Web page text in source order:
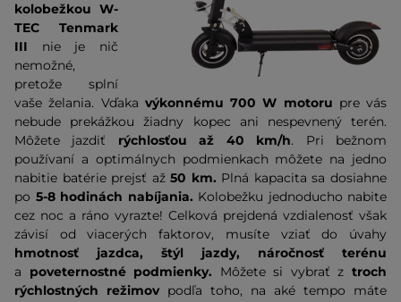
kolobežkou W-
TEC Tenmark
III nie je nič
nemožné,
pretože splní
vaše želania. Vďaka výkonnému 700 W motoru pre vás
nebude prekážkou žiadny kopec ani nespevnený terén.
Môžete jazdiť rýchlosťou až 40 km/h. Pri bežnom
používaní a optimálnych podmienkach môžete na jedno
nabitie batérie prejsť až50 km. Plná kapacita sa dosiahne
po 5-8 hodinách nabíjania. Kolobežku jednoducho nabite
cez noc a ráno vyrazte! Celková prejdená vzdialenosť však
závisí od viacerých faktorov, musíte vziať do úvahy
hmotnosť jazdca, štýl jazdy, náročnosť terénu
a poveternostné podmienky. Môžete si vybrať ztroch
rýchlostných režimovpodľa toho, na aké tempo máte